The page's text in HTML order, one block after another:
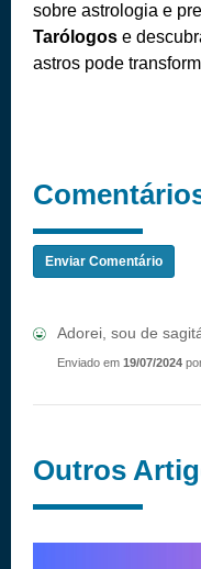
sobre astrologia e
Tarólogos e
astros pode
Enviar Comentário
Adorei, sou de
Enviado em 19/07/2024
Outros